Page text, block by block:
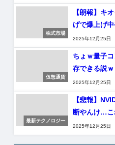
株式市場
【朗報】キ
げで爆上げ
2025年12月25日
仮想通貨
ちょｗ量子
存できる説ｗ
2025年12月25日
最新テクノロジー
【悲報】
断やんけ…こ
2025年12月25日